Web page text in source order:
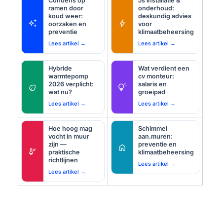
auto_awesome
ramen door
koud weer:
oorzaken en
preventie
Lees artikel →
bolt
onderhoud:
deskundig advies
voor
klimaatbeheersing
Lees artikel →
eco
Hybride
warmtepomp
2026 verplicht:
wat nu?
Lees artikel →
tips_and_updates
Wat verdient een
cv monteur:
salaris en
groeipad
Lees artikel →
thermostat
Hoe hoog mag
vocht in muur
zijn —
praktische
richtlijnen
Lees artikel →
home
Schimmel
aan.muren:
preventie en
klimaatbeheersing
Lees artikel →